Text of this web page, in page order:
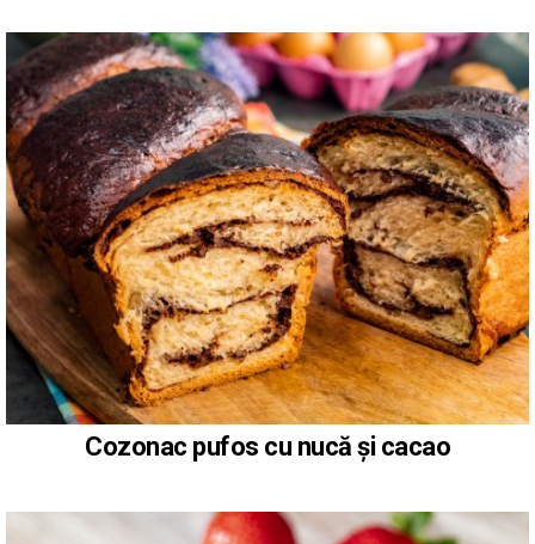
Cozonac pufos cu nucă și cacao